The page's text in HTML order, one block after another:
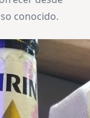
conocido.